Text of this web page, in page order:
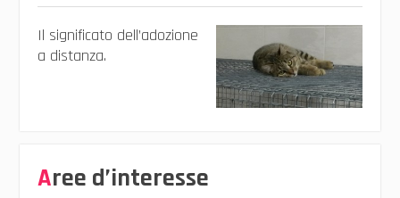
Il significato dell’adozione
a distanza.
Aree d’interesse